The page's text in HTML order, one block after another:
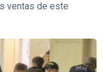
ventas de este